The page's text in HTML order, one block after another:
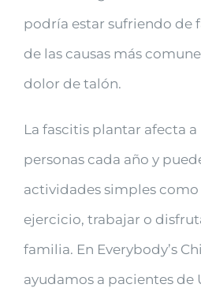
podría estar sufriendo de
de las causas más
dolor de talón.
La fascitis plantar afecta
personas cada año y
actividades simples
ejercicio, trabajar o
familia. En Everybody’s
ayudamos a pacientes de